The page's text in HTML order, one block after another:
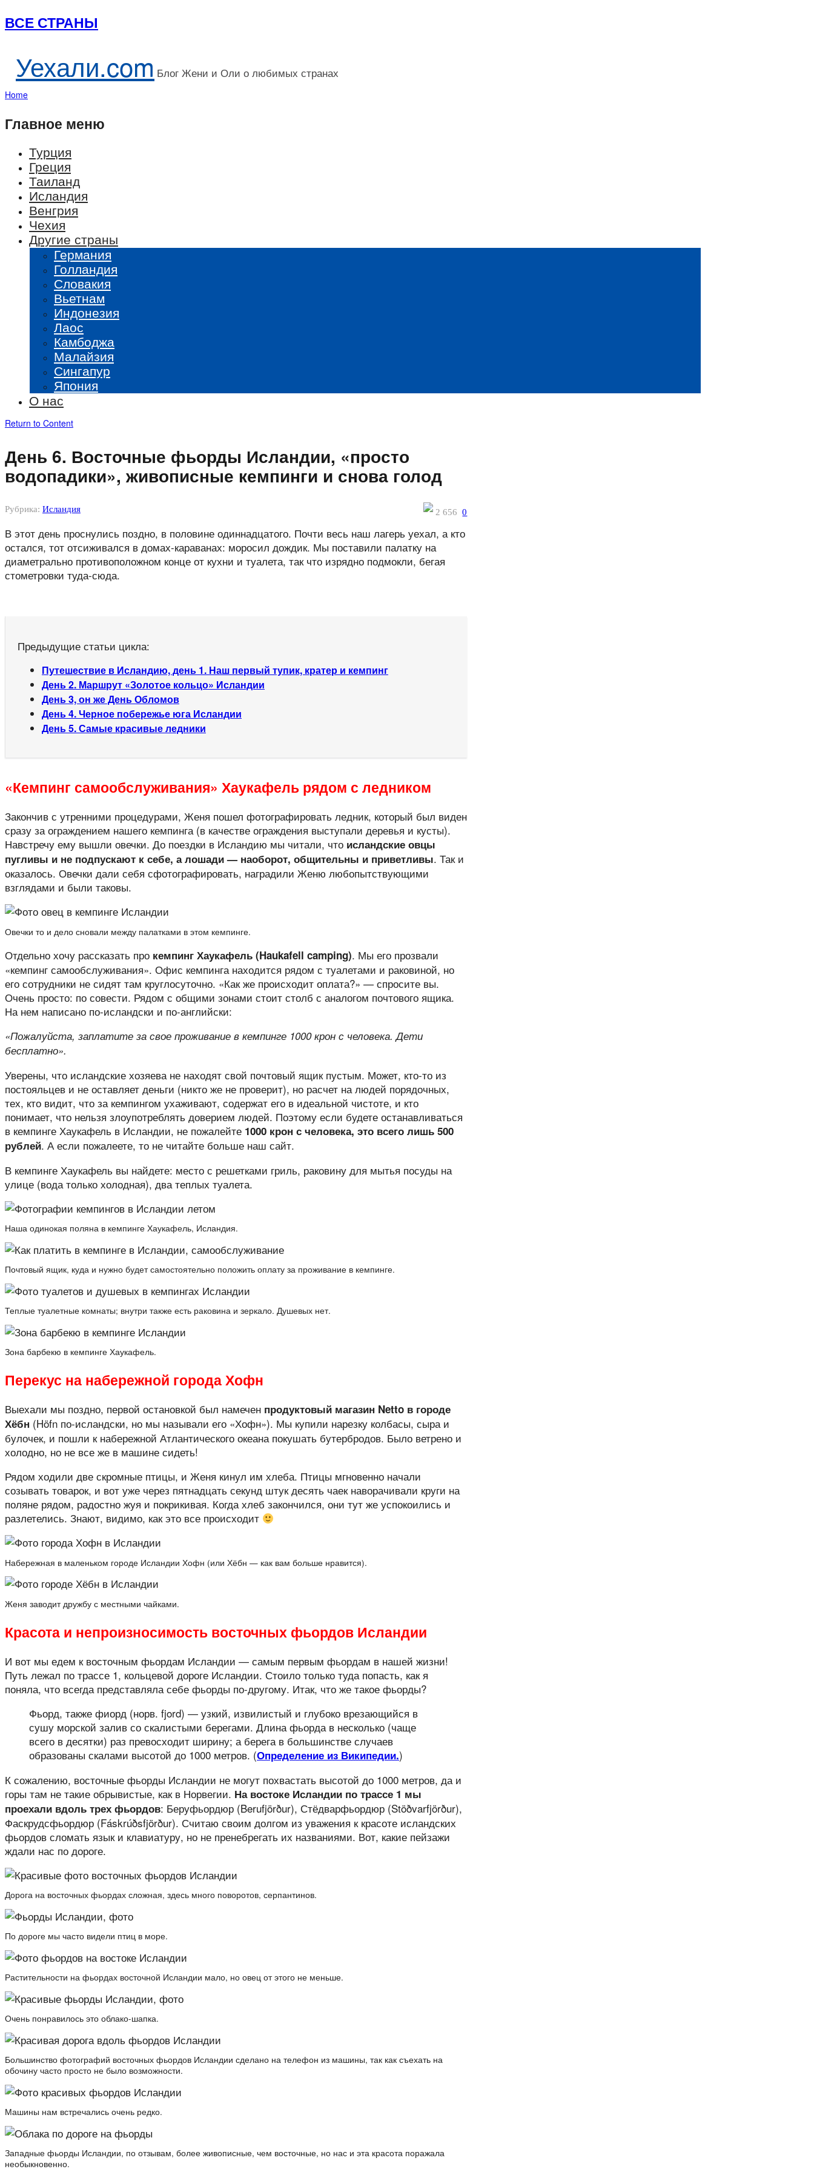
ВСЕ СТРАНЫ
Уехали.com Блог Жени и Оли о любимых странах
Home
Главное меню
Турция
Греция
Таиланд
Исландия
Венгрия
Чехия
Другие страны
Германия
Голландия
Словакия
Вьетнам
Индонезия
Лаос
Камбоджа
Малайзия
Сингапур
Япония
О нас
Return to Content
День 6. Восточные фьорды Исландии, «просто
водопадики», живописные кемпинги и снова голод
Рубрика: Исландия 2 6560
В этот день проснулись поздно, в половине одиннадцатого. Почти весь наш лагерь уехал, а кто
остался, тот отсиживался в домах-караванах: моросил дождик. Мы поставили палатку на
диаметрально противоположном конце от кухни и туалета, так что изрядно подмокли, бегая
стометровки туда-сюда.
Предыдущие статьи цикла:
Путешествие в Исландию, день 1. Наш первый тупик, кратер и кемпинг
День 2. Маршрут «Золотое кольцо» Исландии
День 3, он же День Обломов
День 4. Черное побережье юга Исландии
День 5. Самые красивые ледники
«Кемпинг самообслуживания» Хаукафель рядом с ледником
Закончив с утренними процедурами, Женя пошел фотографировать ледник, который был виден
сразу за ограждением нашего кемпинга (в качестве ограждения выступали деревья и кусты).
Навстречу ему вышли овечки. До поездки в Исландию мы читали, что исландские овцы
пугливы и не подпускают к себе, а лошади — наоборот, общительны и приветливы. Так и
оказалось. Овечки дали себя сфотографировать, наградили Женю любопытствующими
взглядами и были таковы.
Овечки то и дело сновали между палатками в этом кемпинге.
Отдельно хочу рассказать про кемпинг Хаукафель (Haukafell camping). Мы его прозвали
«кемпинг самообслуживания». Офис кемпинга находится рядом с туалетами и раковиной, но
его сотрудники не сидят там круглосуточно. «Как же происходит оплата?» — спросите вы.
Очень просто: по совести. Рядом с общими зонами стоит столб с аналогом почтового ящика.
На нем написано по-исландски и по-английски:
«Пожалуйста, заплатите за свое проживание в кемпинге 1000 крон с человека. Дети
бесплатно».
Уверены, что исландские хозяева не находят свой почтовый ящик пустым. Может, кто-то из
постояльцев и не оставляет деньги (никто же не проверит), но расчет на людей порядочных,
тех, кто видит, что за кемпингом ухаживают, содержат его в идеальной чистоте, и кто
понимает, что нельзя злоупотреблять доверием людей. Поэтому если будете останавливаться
в кемпинге Хаукафель в Исландии, не пожалейте 1000 крон с человека, это всего лишь 500
рублей. А если пожалеете, то не читайте больше наш сайт.
В кемпинге Хаукафель вы найдете: место с решетками гриль, раковину для мытья посуды на
улице (вода только холодная), два теплых туалета.
Наша одинокая поляна в кемпинге Хаукафель, Исландия.
Почтовый ящик, куда и нужно будет самостоятельно положить оплату за проживание в кемпинге.
Теплые туалетные комнаты; внутри также есть раковина и зеркало. Душевых нет.
Зона барбекю в кемпинге Хаукафель.
Перекус на набережной города Хофн
Выехали мы поздно, первой остановкой был намечен продуктовый магазин Netto в городе
Хёбн (Höfn по-исландски, но мы называли его «Хофн»). Мы купили нарезку колбасы, сыра и
булочек, и пошли к набережной Атлантического океана покушать бутербродов. Было ветрено и
холодно, но не все же в машине сидеть!
Рядом ходили две скромные птицы, и Женя кинул им хлеба. Птицы мгновенно начали
созывать товарок, и вот уже через пятнадцать секунд штук десять чаек наворачивали круги на
поляне рядом, радостно жуя и покрикивая. Когда хлеб закончился, они тут же успокоились и
разлетелись. Знают, видимо, как это все происходит
Набережная в маленьком городе Исландии Хофн (или Хёбн — как вам больше нравится).
Женя заводит дружбу с местными чайками.
Красота и непроизносимость восточных фьордов Исландии
И вот мы едем к восточным фьордам Исландии — самым первым фьордам в нашей жизни!
Путь лежал по трассе 1, кольцевой дороге Исландии. Стоило только туда попасть, как я
поняла, что всегда представляла себе фьорды по-другому. Итак, что же такое фьорды?
Фьорд, также фиорд (норв. fjord) — узкий, извилистый и глубоко врезающийся в
сушу морской залив со скалистыми берегами. Длина фьорда в несколько (чаще
всего в десятки) раз превосходит ширину; а берега в большинстве случаев
образованы скалами высотой до 1000 метров. (Определение из Википедии.)
К сожалению, восточные фьорды Исландии не могут похвастать высотой до 1000 метров, да и
горы там не такие обрывистые, как в Норвегии. На востоке Исландии по трассе 1 мы
проехали вдоль трех фьордов: Беруфьордюр (Berufjörður), Стёдварфьордюр (Stöðvarfjörður),
Фаскрудсфьордюр (Fáskrúðsfjörður). Считаю своим долгом из уважения к красоте исландских
фьордов сломать язык и клавиатуру, но не пренебрегать их названиями. Вот, какие пейзажи
ждали нас по дороге.
Дорога на восточных фьордах сложная, здесь много поворотов, серпантинов.
По дороге мы часто видели птиц в море.
Растительности на фьордах восточной Исландии мало, но овец от этого не меньше.
Очень понравилось это облако-шапка.
Большинство фотографий восточных фьордов Исландии сделано на телефон из машины, так как съехать на
обочину часто просто не было возможности.
Машины нам встречались очень редко.
Западные фьорды Исландии, по отзывам, более живописные, чем восточные, но нас и эта красота поражала
необыкновенно.